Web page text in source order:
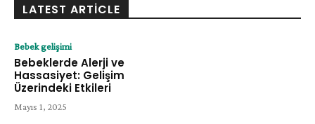
LATEST ARTICLE
Bebek gelişimi
Bebeklerde Alerji ve
Hassasiyet: Gelişim
Üzerindeki Etkileri
Mayıs 1, 2025